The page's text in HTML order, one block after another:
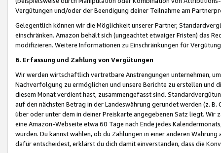
Vergütungen und/oder der Beendigung deiner Teilnahme am
Gelegentlich können wir die Möglichkeit unserer Partner,
einschränken. Amazon behält sich (ungeachtet etwaiger Fristen) das
modifizieren. Weitere Informationen zu Einschränkungen für
6. Erfassung und Zahlung von Vergütungen
Wir werden wirtschaftlich vertretbare Anstrengungen unternehmen,
Nachverfolgung zu ermöglichen und unsere Berichte zu erstellen und
diesem Monat verdient hast, zusammengefasst sind.
auf den nächsten Betrag in der Landeswährung gerundet werden (z.
über oder unter dem in deiner Preiskarte angegebenen Satz liegt.
eine Amazon-Webseite etwa 60 Tage nach Ende jedes
wurden. Du kannst wählen, ob du Zahlungen in einer anderen
dafür entscheidest, erklärst du dich damit einverstanden, dass die